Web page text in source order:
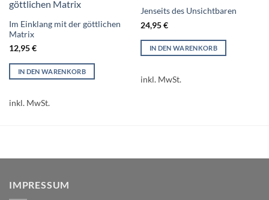
Im Einklang mit der göttlichen
Matrix
12,95€
IN DEN WARENKORB
inkl. MwSt.
Jenseits des Unsichtbaren
24,95€
IN DEN WARENKORB
inkl. MwSt.
IMPRESSUM